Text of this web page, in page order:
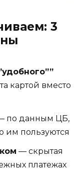
3
картой вместо
по данным ЦБ,
им пользуются
— скрытая
платежах